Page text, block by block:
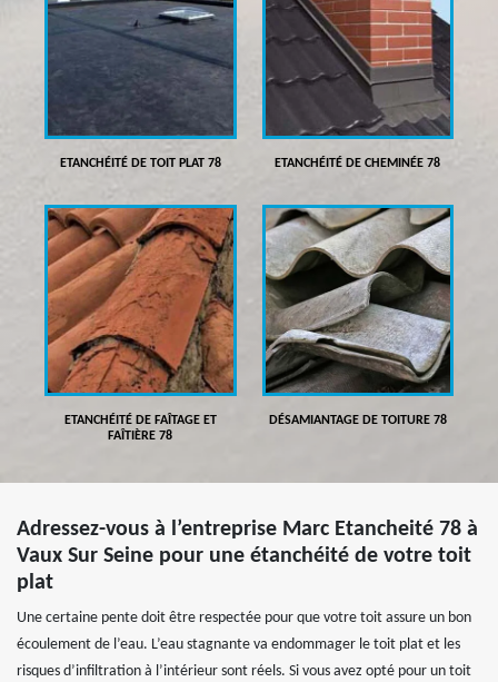
ETANCHÉITÉ DE TOIT PLAT 78 ETANCHÉITÉ DE CHEMINÉE 78
ETANCHÉITÉ DE FAÎTAGE ET
FAÎTIÈRE 78
DÉSAMIANTAGE DE TOITURE 78
Adressez-vous à l’entreprise Marc Etancheité 78 à
Vaux Sur Seine pour une étanchéité de votre toit
plat
Une certaine pente doit être respectée pour que votre toit assure un bon
écoulement de l’eau. L’eau stagnante va endommager le toit plat et les
risques d’infiltration à l’intérieur sont réels. Si vous avez opté pour un toit